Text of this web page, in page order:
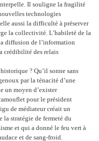
Il souligne la fragilité
technologies
aussi la difficulté à préserver
la collectivité. L’habileté de la
diffusion de l’information
crédibilité des relais
? Qu’il sonne sans
par la ténacité d’une
un moyen d’exister
pour le président
de médiateur créait un
la stratégie de fermeté du
et qui a donné le feu vert à
et de sang-froid.